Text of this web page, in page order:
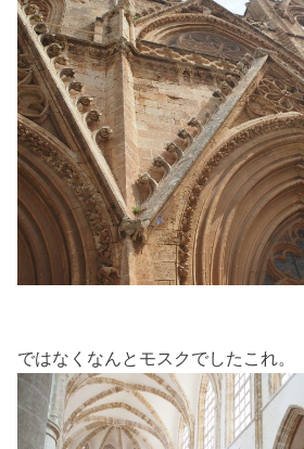
ではなくなんとモスクでしたこれ。